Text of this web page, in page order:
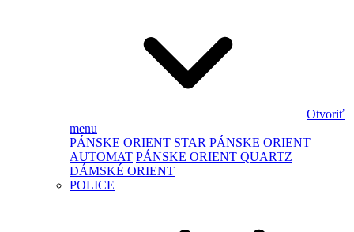
Otvoriť
menu
PÁNSKE ORIENT STAR PÁNSKE ORIENT
AUTOMAT PÁNSKE ORIENT QUARTZ
DÁMSKÉ ORIENT
POLICE